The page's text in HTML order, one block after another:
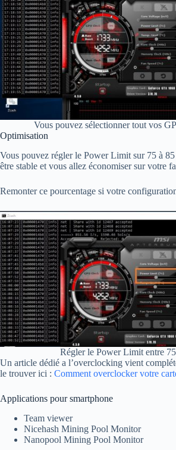
Vous pouvez sélectionner tout vos
Optimisation
Vous pouvez régler le Power Limit sur 75 à
être stable et vous allez économiser sur votre
Remonter ce pourcentage si votre
Régler le Power Limit entre
Un article dédié a l’overclocking vient
le trouver ici : Comment overclocker votre
Applications pour smartphone
Team viewer
Nicehash Mining Pool Monitor
Nanopool Mining Pool Monitor